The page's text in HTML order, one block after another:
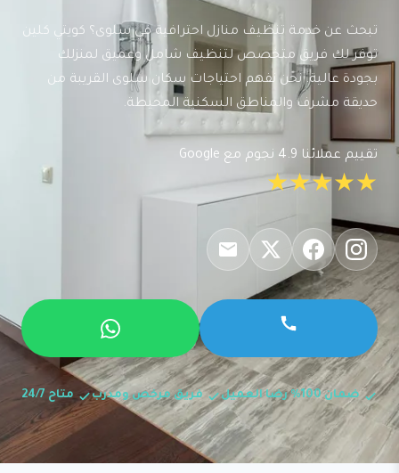
تبحث عن خدمة تنظيف منازل احترافية في سلوى؟ كويتي كلين
توفر لك فريق متخصص لتنظيف شامل وعميق لمنزلك
بجودة عالية. نحن نفهم احتياجات سكان سلوى القريبة من
حديقة مشرف والمناطق السكنية المحيطة.
تقييم عملائنا 4.9 نجوم مع Google
★★★★★
ضمان 100% رضا العميل فريق مرخص ومدرب متاح 24/7